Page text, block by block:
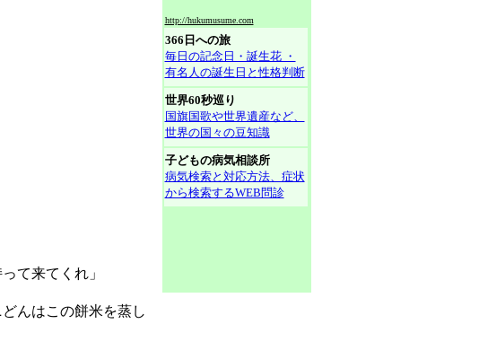
て来てくれ」
んはこの餅米を蒸し
http://hukumusume.com
366日への旅
毎日の記念日・誕生花 ・
有名人の誕生日と性格判断
世界60秒巡り
国旗国歌や世界遺産など、
世界の国々の豆知識
子どもの病気相談所
病気検索と対応方法、症状
から検索するWEB問診